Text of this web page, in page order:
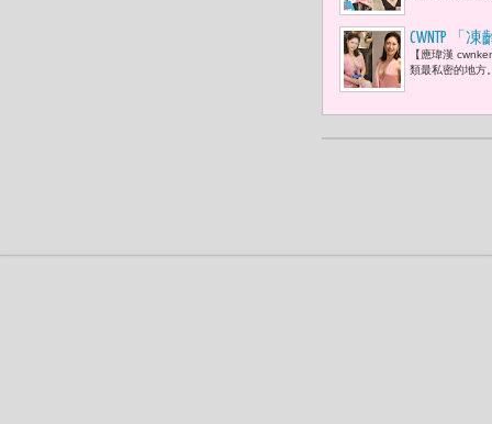
CWNTP 「
革命，
【應瑋漢
類最私密的地方